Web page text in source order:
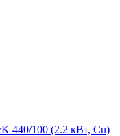
440/100 (2.2 кВт, Cu)